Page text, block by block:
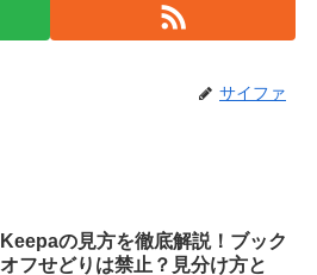
サイファ
Keepaの見方を徹底解説！ブック
オフせどりは禁止？見分け方と